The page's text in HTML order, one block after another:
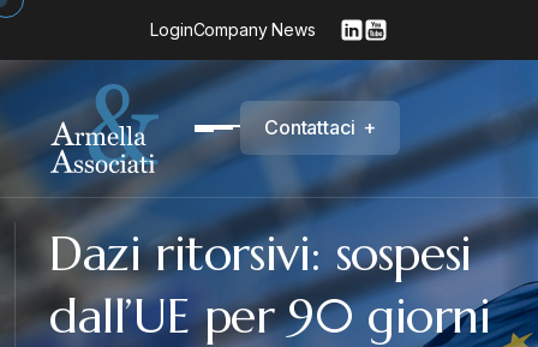
LoginCompany News
Contattaci +
Dazi ritorsivi: sospesi
dall’UE per 90 giorni